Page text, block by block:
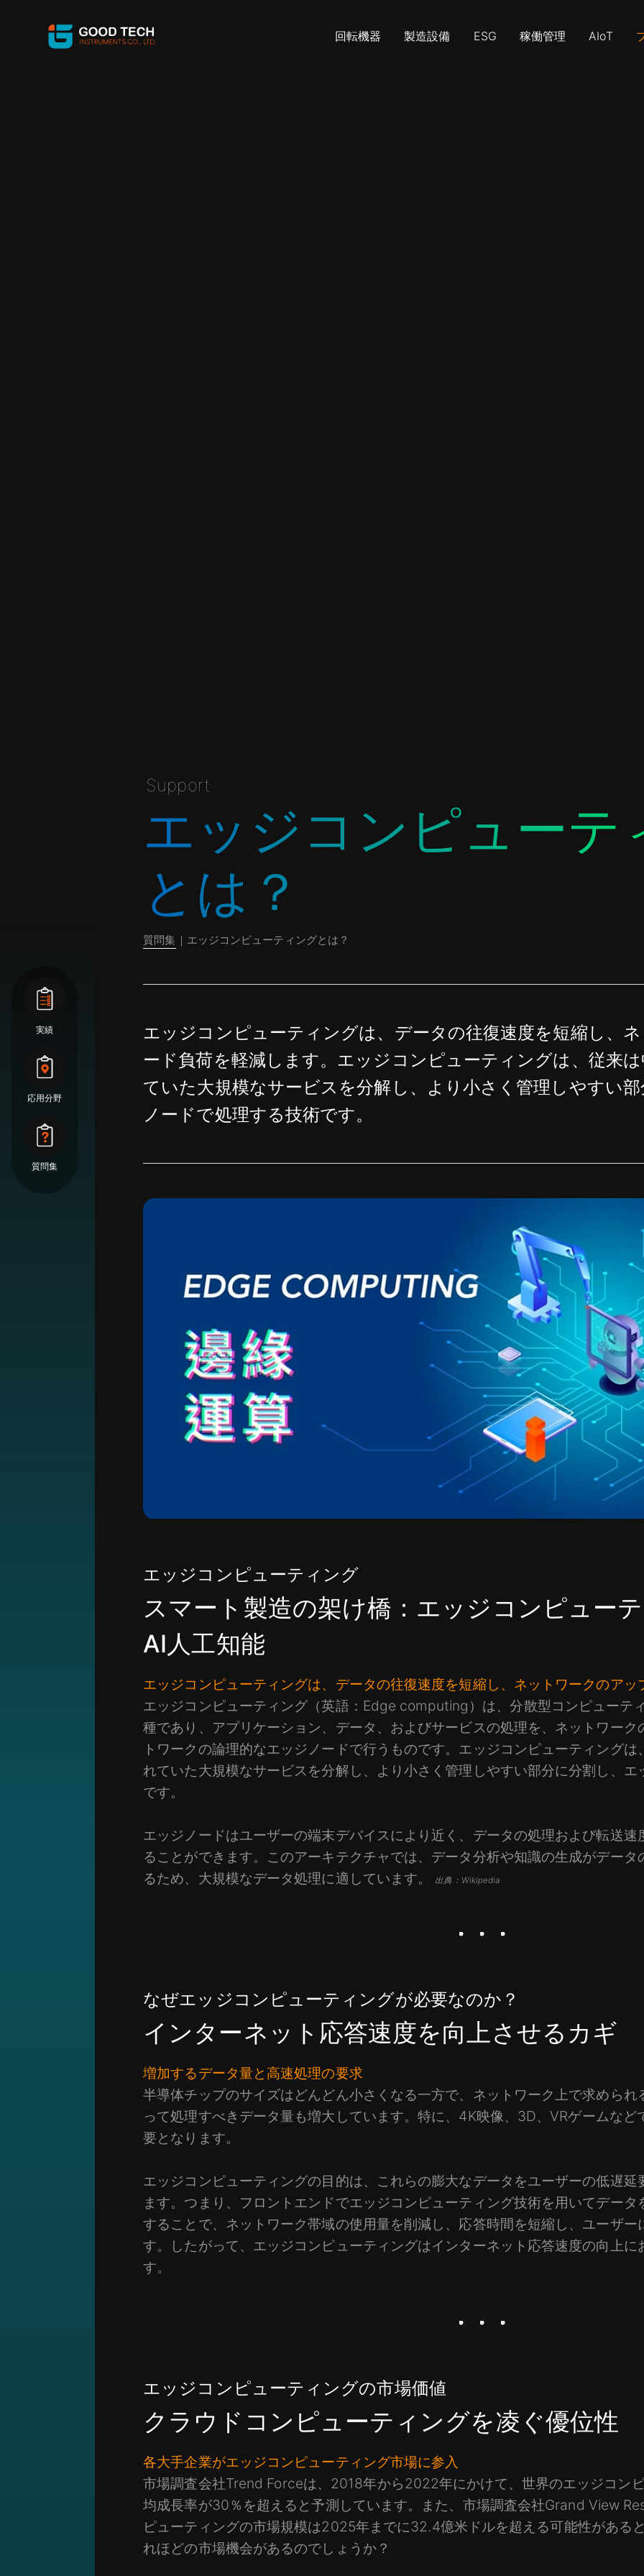
回転機器 製造設備 ESG 稼働管理 AIoT
実績
応用分野
質問集
Support
エッジコンピューテ
とは？
質問集 ｜エッジコンピューティングとは？
エッジコンピューティングは、データの往復速度を短縮し、
ード負荷を軽減します。エッジコンピューティングは、従来
ていた大規模なサービスを分解し、より小さく管理しやすい
ノードで処理する技術です。
エッジコンピューティング
スマート製造の架け橋：エッジコンピュー
AI人工知能
エッジコンピューティングは、データの往復速度を短縮し、ネットワークのア
エッジコンピューティング（英語：Edge computing）は、分散型コンピューテ
種であり、アプリケーション、データ、およびサービスの処理を、ネットワー
トワークの論理的なエッジノードで行うものです。エッジコンピューティング
れていた大規模なサービスを分解し、より小さく管理しやすい部分に分割し、
です。
エッジノードはユーザーの端末デバイスにより近く、データの処理および転送
ることができます。このアーキテクチャでは、データ分析や知識の生成がデー
るため、大規模なデータ処理に適しています。
出典：Wikipedia
なぜエッジコンピューティングが必要なのか？
インターネット応答速度を向上させるカギ
増加するデータ量と高速処理の要求
半導体チップのサイズはどんどん小さくなる一方で、ネットワーク上で求めら
って処理すべきデータ量も増大しています。特に、4K映像、3D、VRゲームな
要となります。
エッジコンピューティングの目的は、これらの膨大なデータをユーザーの低遅
ます。つまり、フロントエンドでエッジコンピューティング技術を用いてデー
することで、ネットワーク帯域の使用量を削減し、応答時間を短縮し、ユーザ
す。したがって、エッジコンピューティングはインターネット応答速度の向上
す。
エッジコンピューティングの市場価値
クラウドコンピューティングを凌ぐ優位性
各大手企業がエッジコンピューティング市場に参入
市場調査会社Trend Forceは、2018年から2022年にかけて、世界のエッジコン
均成長率が30％を超えると予測しています。また、市場調査会社Grand View
ピューティングの市場規模は2025年までに32.4億米ドルを超える可能性がある
れほどの市場機会があるのでしょうか？